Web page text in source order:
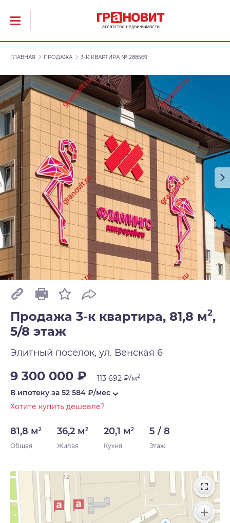
ГЛАВНАЯ ПРОДАЖА 3-К КВАРТИРА № 288569
Продажа 3-к квартира, 81,8 м2,
5/8 этаж
Элитный поселок, ул. Венская 6
9 300 000 ₽ 113 692 ₽/м2
В ипотеку за 52 584 ₽/мес
Хотите купить дешевле?
81,8 м2
Общая
36,2 м2
Жилая
20,1 м2
Кухня
5 / 8
Этаж